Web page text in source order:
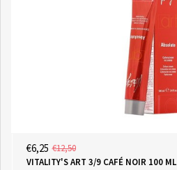
€6,25 €12,50
VITALITY'S ART 3/9 CAFÉ NOIR 100 ML